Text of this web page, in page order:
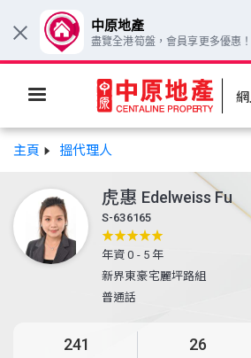
主頁 搵代理人
虎惠 Edelweiss Fu
S-636165
年資 0 - 5 年
新界東豪宅麗坪路組
普通話
241 26
× 中原地產
盡覽全港筍盤，會員享更多優惠！